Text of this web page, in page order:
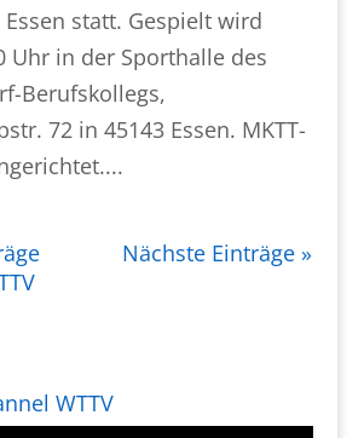
Essen statt. Gespielt wird
Uhr in der Sporthalle des
Berufskollegs,
72 in 45143 Essen. MKTT-
Nächste Einträge »
WTTV